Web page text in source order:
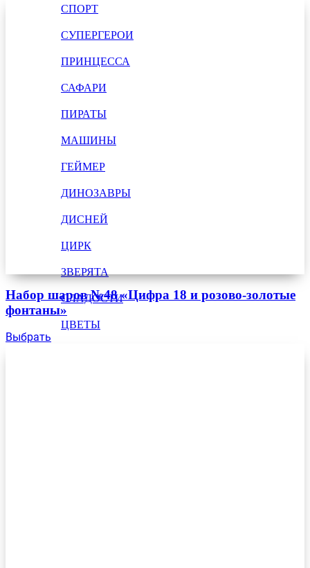
СПОРТ
СУПЕРГЕРОИ
ПРИНЦЕССА
САФАРИ
ПИРАТЫ
МАШИНЫ
ГЕЙМЕР
ДИНОЗАВРЫ
ДИСНЕЙ
ЦИРК
ЗВЕРЯТА
СЛАДОСТИ
ЦВЕТЫ
Набор шаров №48 «Цифра 18 и розово-золотые
фонтаны»
Выбрать